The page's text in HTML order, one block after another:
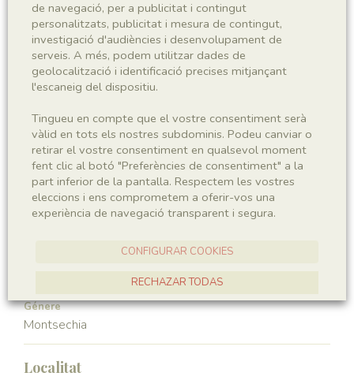
Sigla
MNHN 17247a
Regne
Plantae
Phyllum
Spermatophyta
Subphyllum
Angiospermae
Classe
Magnoliopsida
Familia
Génere
Montsechia
Localitat
de navegació, per a publicitat i contingut
personalitzats, publicitat i mesura de contingut,
investigació d'audiències i desenvolupament de
serveis. A més, podem utilitzar dades de
geolocalització i identificació precises mitjançant
l'escaneig del dispositiu.
Tingueu en compte que el vostre consentiment serà
vàlid en tots els nostres subdominis. Podeu canviar o
retirar el vostre consentiment en qualsevol moment
fent clic al botó "Preferències de consentiment" a la
part inferior de la pantalla. Respectem les vostres
eleccions i ens comprometem a oferir-vos una
experiència de navegació transparent i segura.
CONFIGURAR COOKIES
RECHAZAR TODAS
ACCEPTAR TOTES